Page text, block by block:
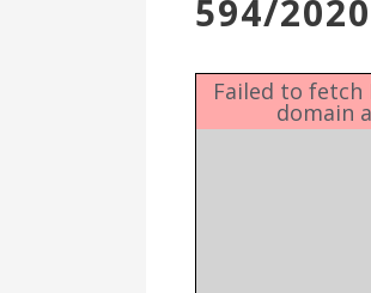
594/2020
Failed to fetch
domain